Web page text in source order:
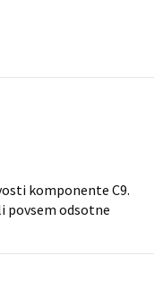
komponente C9.
povsem odsotne